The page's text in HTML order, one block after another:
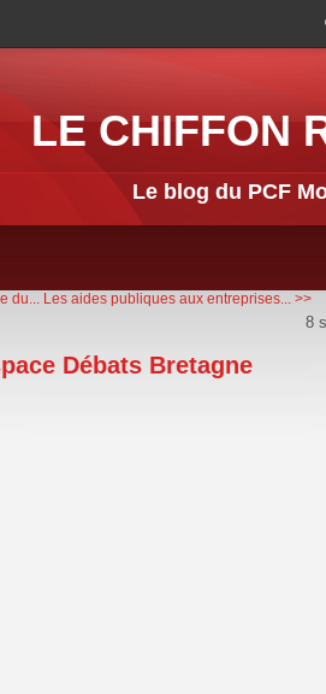
LE CHIFFON
Le blog du PCF
du... Les aides publiques aux entreprises... >>
8
Débats Bretagne